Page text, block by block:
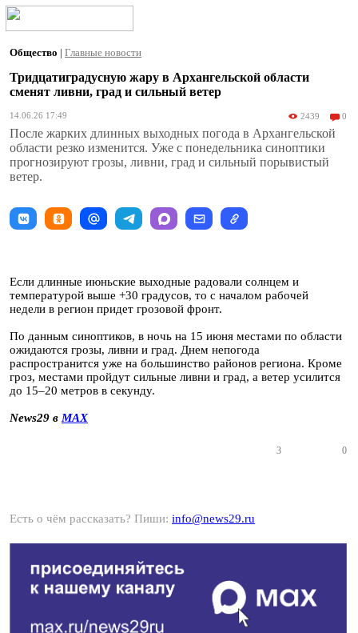
Общество | Главные новости
Тридцатиградусную жару в Архангельской области
сменят ливни, град и сильный ветер
14.06.26 17:49 2439 0
После жарких длинных выходных погода в Архангельской
области резко изменится. Уже с понедельника синоптики
прогнозируют грозы, ливни, град и сильный порывистый
ветер.
Если длинные июньские выходные радовали солнцем и
температурой выше +30 градусов, то с началом рабочей
недели в регион придет грозовой фронт.
По данным синоптиков, в ночь на 15 июня местами по области
ожидаются грозы, ливни и град. Днем непогода
распространится уже на большинство районов региона. Кроме
гроз, местами пройдут сильные ливни и град, а ветер усилится
до 15–20 метров в секунду.
News29 в MAX
3 0
Есть о чём рассказать? Пиши: info@news29.ru